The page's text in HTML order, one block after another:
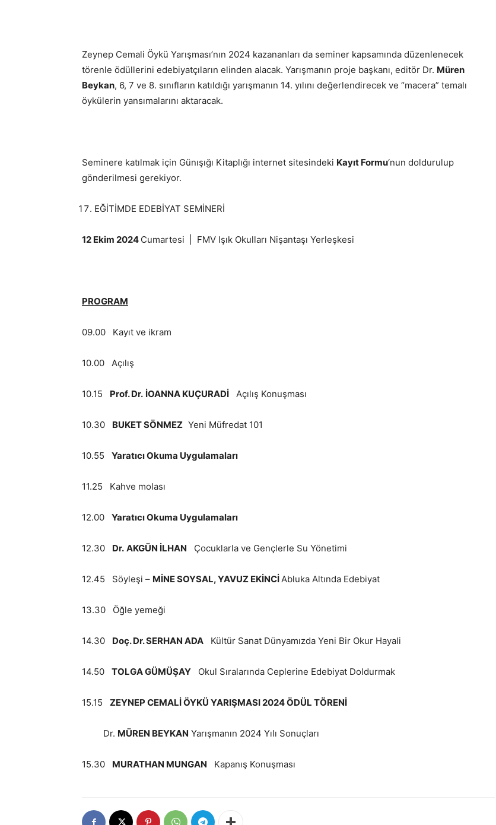
Zeynep Cemali Öykü Yarışması’nın 2024 kazananları da seminer kapsamında düzenlenecek
törenle ödüllerini edebiyatçıların elinden alacak. Yarışmanın proje başkanı, editör Dr. Müren
Beykan, 6, 7 ve 8. sınıfların katıldığı yarışmanın 14. yılını değerlendirecek ve “macera” temalı
öykülerin yansımalarını aktaracak.
Seminere katılmak için Günışığı Kitaplığı internet sitesindeki Kayıt Formu‘nun doldurulup
gönderilmesi gerekiyor.
EĞİTİMDE EDEBİYAT SEMİNERİ
12 Ekim 2024 Cumartesi | FMV Işık Okulları Nişantaşı Yerleşkesi
PROGRAM
09.00 Kayıt ve ikram
10.00 Açılış
10.15 Prof. Dr. İOANNA KUÇURADİ Açılış Konuşması
10.30 BUKET SÖNMEZ Yeni Müfredat 101
10.55 Yaratıcı Okuma Uygulamaları
11.25 Kahve molası
12.00 Yaratıcı Okuma Uygulamaları
12.30 Dr. AKGÜN İLHAN Çocuklarla ve Gençlerle Su Yönetimi
12.45 Söyleşi – MİNE SOYSAL, YAVUZ EKİNCİAbluka Altında Edebiyat
13.30 Öğle yemeği
14.30 Doç. Dr. SERHAN ADA Kültür Sanat Dünyamızda Yeni Bir Okur Hayali
14.50 TOLGA GÜMÜŞAY Okul Sıralarında Ceplerine Edebiyat Doldurmak
15.15 ZEYNEP CEMALİ ÖYKÜ YARIŞMASI 2024 ÖDÜL TÖRENİ
Dr. MÜREN BEYKAN Yarışmanın 2024 Yılı Sonuçları
15.30 MURATHAN MUNGAN Kapanış Konuşması